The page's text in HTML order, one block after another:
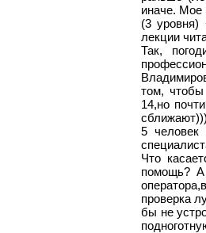
иначе. Мое
(3 уровня)
лекции
Так,
том,
14,но
5 человек
Что
помощь? А
проверка
бы не